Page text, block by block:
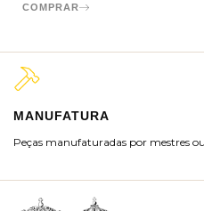
COMPRAR
MANUFATURA
Peças manufaturadas por mestres